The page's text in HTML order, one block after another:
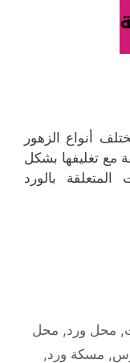
أنواع الزهور
مع تغليفها بشكل
بالورد
, محل ورد, محل
, مسكة ورد,